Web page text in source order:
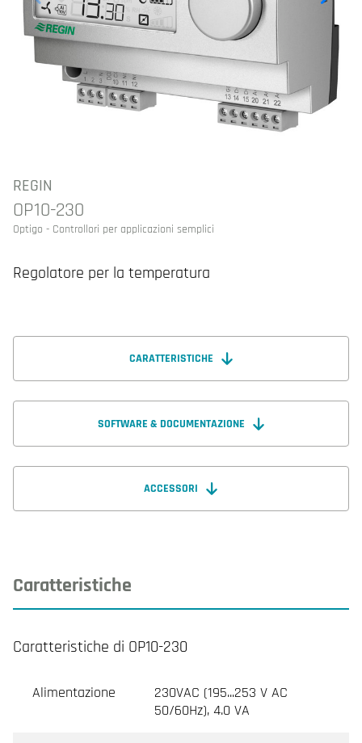
REGIN
OP10-230
Optigo - Controllori per applicazioni semplici
Regolatore per la temperatura
CARATTERISTICHE
SOFTWARE & DOCUMENTAZIONE
ACCESSORI
Caratteristiche
Caratteristiche di OP10-230
Alimentazione
230VAC (195...253 V AC
50/60Hz), 4.0 VA